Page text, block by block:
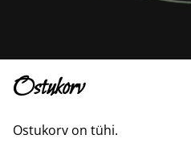
Ostukorv
Ostukorv on tühi.